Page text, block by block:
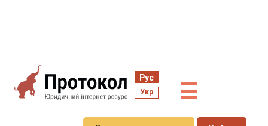
Рус
Укр ☰